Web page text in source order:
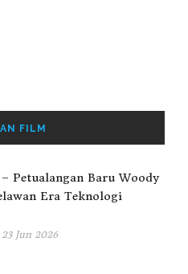
FILM
Petualangan Baru Woody
Era Teknologi
23 Jun 2026